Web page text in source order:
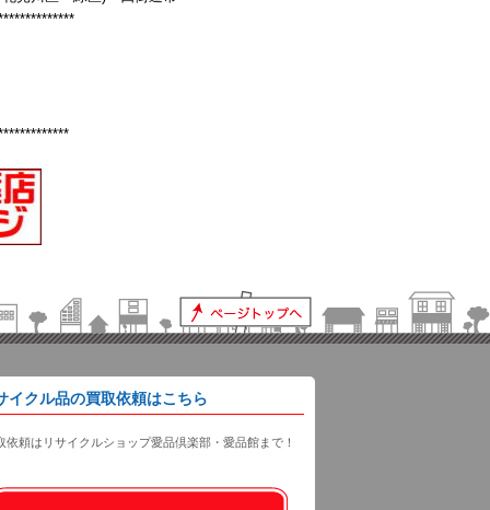
イクル品の買取依頼はこちら
依頼はリサイクルショップ愛品倶楽部・愛品館まで！